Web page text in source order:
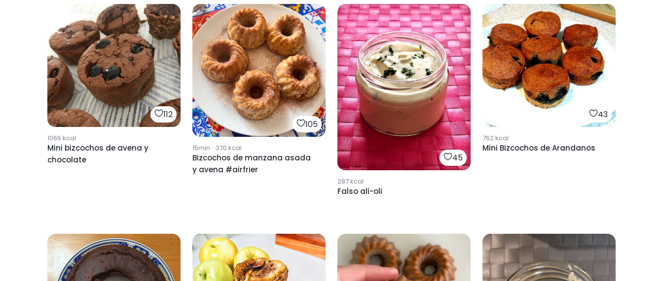
112
1066 kcal
Mini bizcochos de avena y
chocolate
105
15min · 370 kcal
Bizcochos de manzana asada
y avena #airfrier
45
287kcal
Falso ali-oli
43
762kcal
Mini Bizcochos de Arandanos